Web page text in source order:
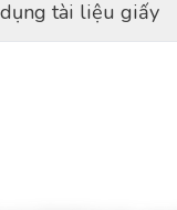
tài liệu giấy